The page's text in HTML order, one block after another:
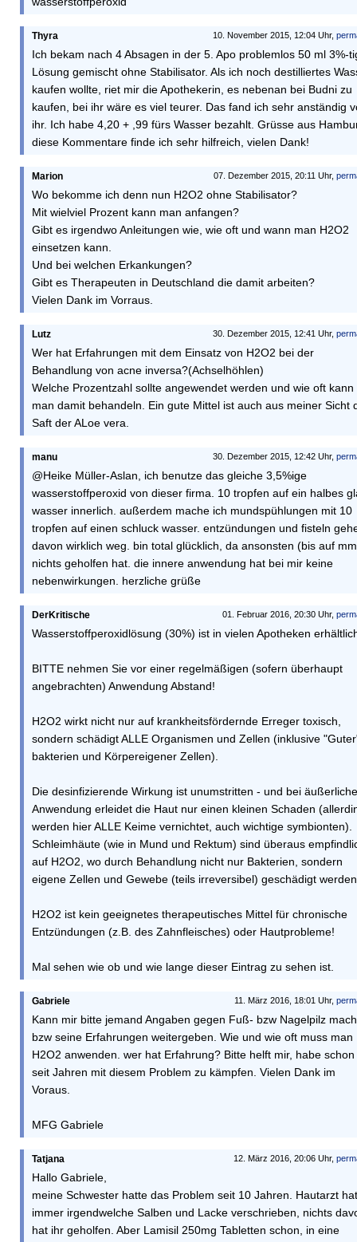
10. November 2015, 12:04 Uhr,
Thyra
Ich bekam nach 4 Absagen in der 5. Apo problemlos 50 ml 3%-
Lösung gemischt ohne Stabilisator. Als ich noch destilliertes
kaufen wollte, riet mir die Apothekerin, es nebenan bei Budni zu
kaufen, bei ihr wäre es viel teurer. Das fand ich sehr anständig
ihr. Ich habe 4,20 + ,99 fürs Wasser bezahlt. Grüsse aus
diese Kommentare finde ich sehr hilfreich, vielen Dank!
07. Dezember 2015, 20:11 Uhr,
Marion
Wo bekomme ich denn nun H2O2 ohne Stabilisator?
Mit wielviel Prozent kann man anfangen?
Gibt es irgendwo Anleitungen wie, wie oft und wann man H2O2
einsetzen kann.
Und bei welchen Erkankungen?
Gibt es Therapeuten in Deutschland die damit arbeiten?
Vielen Dank im Vorraus.
30. Dezember 2015, 12:41 Uhr,
Lutz
Wer hat Erfahrungen mit dem Einsatz von H2O2 bei der
Behandlung von acne inversa?(Achselhöhlen)
Welche Prozentzahl sollte angewendet werden und wie oft kann
man damit behandeln. Ein gute Mittel ist auch aus meiner Sicht
Saft der ALoe vera.
30. Dezember 2015, 12:42 Uhr,
manu
@Heike Müller-Aslan, ich benutze das gleiche 3,5%ige
wasserstoffperoxid von dieser firma. 10 tropfen auf ein halbes
wasser innerlich. außerdem mache ich mundspühlungen mit 10
tropfen auf einen schluck wasser. entzündungen und fisteln
davon wirklich weg. bin total glücklich, da ansonsten (bis auf
nichts geholfen hat. die innere anwendung hat bei mir keine
nebenwirkungen. herzliche grüße
01. Februar 2016, 20:30 Uhr,
DerKritische
Wasserstoffperoxidlösung (30%) ist in vielen Apotheken
BITTE nehmen Sie vor einer regelmäßigen (sofern überhaupt
angebrachten) Anwendung Abstand!
H2O2 wirkt nicht nur auf krankheitsfördernde Erreger toxisch,
sondern schädigt ALLE Organismen und Zellen (inklusive
bakterien und Körpereigener Zellen).
Die desinfizierende Wirkung ist unumstritten - und bei
Anwendung erleidet die Haut nur einen kleinen Schaden
werden hier ALLE Keime vernichtet, auch wichtige symbionten).
Schleimhäute (wie in Mund und Rektum) sind überaus
auf H2O2, wo durch Behandlung nicht nur Bakterien, sondern
eigene Zellen und Gewebe (teils irreversibel) geschädigt
H2O2 ist kein geeignetes therapeutisches Mittel für chronische
Entzündungen (z.B. des Zahnfleisches) oder Hautprobleme!
Mal sehen wie ob und wie lange dieser Eintrag zu sehen ist.
11. März 2016, 18:01 Uhr,
Gabriele
Kann mir bitte jemand Angaben gegen Fuß- bzw Nagelpilz
bzw seine Erfahrungen weitergeben. Wie und wie oft muss man
H2O2 anwenden. wer hat Erfahrung? Bitte helft mir, habe schon
seit Jahren mit diesem Problem zu kämpfen. Vielen Dank im
Voraus.
MFG Gabriele
12. März 2016, 20:06 Uhr,
Tatjana
Hallo Gabriele,
meine Schwester hatte das Problem seit 10 Jahren. Hautarzt
immer irgendwelche Salben und Lacke verschrieben, nichts
hat ihr geholfen. Aber Lamisil 250mg Tabletten schon, in eine